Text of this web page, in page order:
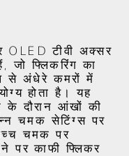
टीवी अक्सर
जो फ्लिकरिंग का
से अंधेरे कमरों में
होता है। यह
दौरान आंखों की
चमक सेटिंग्स पर
चमक पर
पर काफी फ्लिकर